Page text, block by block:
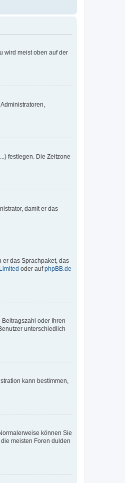
wird meist oben auf der
festlegen. Die Zeitzone
damit er das
er das Sprachpaket, das
oder aufphpBB.de
oder Ihren
unterschiedlich
kann bestimmen,
können Sie
meisten Foren dulden